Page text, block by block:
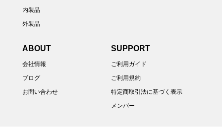
内装品
外装品
ABOUT
会社情報
ブログ
お問い合わせ
SUPPORT
ご利用ガイド
ご利用規約
特定商取引法に基づく表示
メンバー